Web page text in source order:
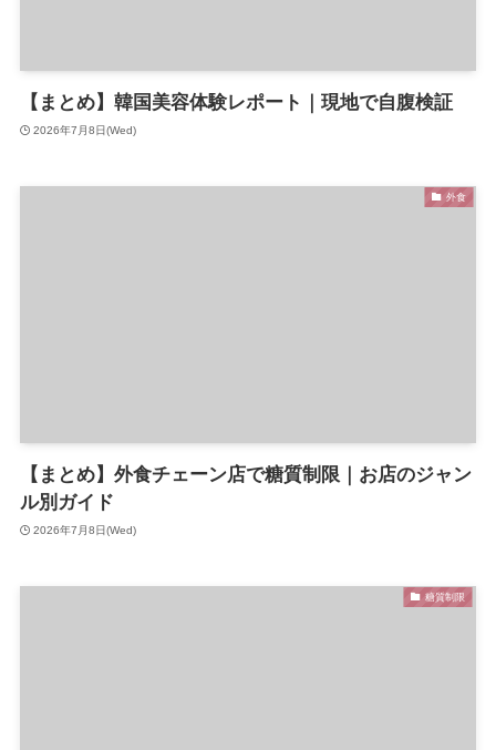
【まとめ】韓国美容体験レポート｜現地で自腹検証
2026年7月8日(Wed)
外食
【まとめ】外食チェーン店で糖質制限｜お店のジャン
ル別ガイド
2026年7月8日(Wed)
糖質制限